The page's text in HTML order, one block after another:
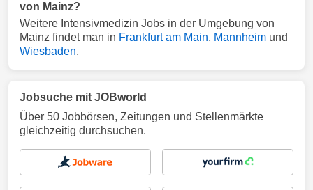
von Mainz?
Weitere Intensivmedizin Jobs in der Umgebung von
Mainz findet man in Frankfurt am Main, Mannheim und
Wiesbaden.
Jobsuche mit JOBworld
Über 50 Jobbörsen, Zeitungen und Stellenmärkte
gleichzeitig durchsuchen.